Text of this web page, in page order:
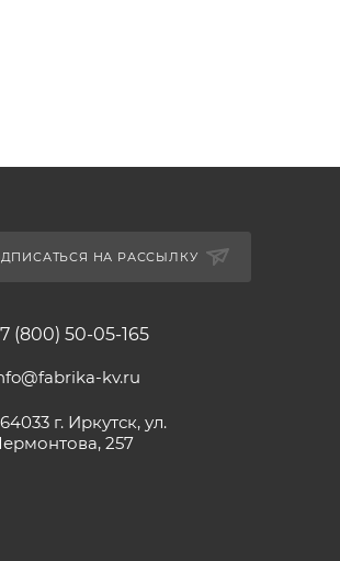
НА РАССЫЛКУ
(800) 50-05-165
kv.ru
г. Иркутск, ул.
257